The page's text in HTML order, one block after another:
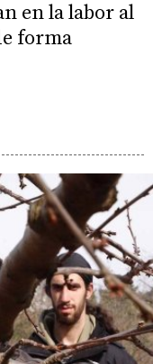
en la labor al
forma